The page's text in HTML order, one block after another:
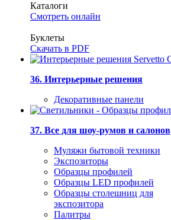
Каталоги
Смотреть онлайн
Буклеты
Скачать в PDF
36. Интерьерные решения
Декоративные панели
37. Все для шоу-румов и салонов
Муляжи бытовой техники
Экспозиторы
Образцы профилей
Образцы LED профилей
Образцы столешниц для
экспозитора
Палитры